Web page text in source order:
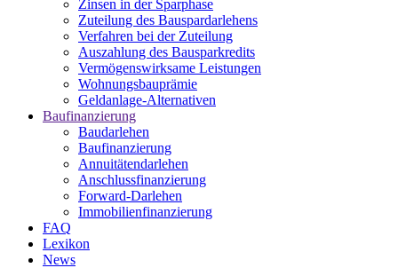
Zinsen in der Sparphase
Zuteilung des Bauspardarlehens
Verfahren bei der Zuteilung
Auszahlung des Bausparkredits
Vermögenswirksame Leistungen
Wohnungsbauprämie
Geldanlage-Alternativen
Baufinanzierung
Baudarlehen
Baufinanzierung
Annuitätendarlehen
Anschlussfinanzierung
Forward-Darlehen
Immobilienfinanzierung
FAQ
Lexikon
News